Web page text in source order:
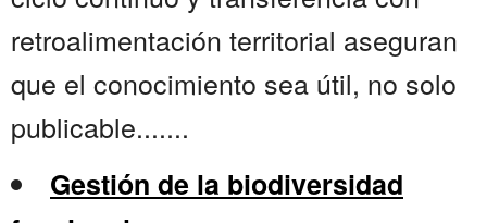
retroalimentación territorial aseguran
que el conocimiento sea útil, no solo
publicable.......
Gestión de la biodiversidad